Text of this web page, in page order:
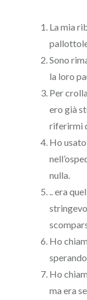
La mia
Sono
la loro
Per
ero già
riferirmi
Ho
nulla.
.. era
Ho
Ho
ma era